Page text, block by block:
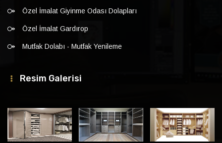
Özel İmalat Giyinme Odası Dolapları
Özel İmalat Gardırop
Mutfak Dolabı - Mutfak Yenileme
Resim Galerisi